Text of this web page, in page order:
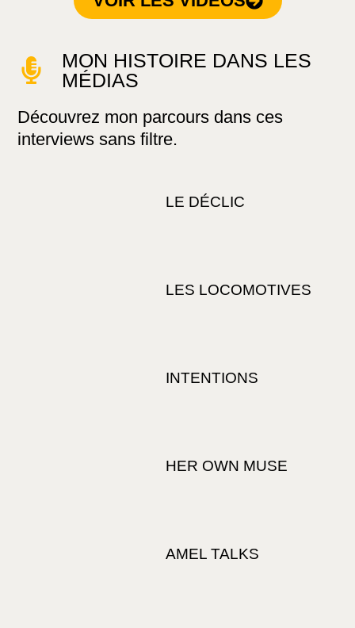
MON HISTOIRE DANS LES
MÉDIAS
Découvrez mon parcours dans ces
interviews sans filtre.
LE DÉCLIC
LES LOCOMOTIVES
INTENTIONS
HER OWN MUSE
AMEL TALKS